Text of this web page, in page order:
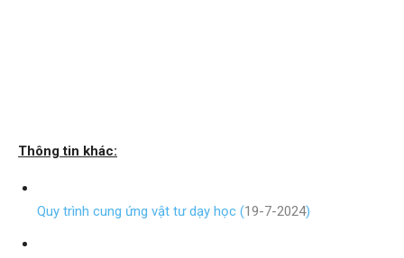
Thông tin khác:
Quy trình cung ứng vật tư dạy học (19-7-2024)